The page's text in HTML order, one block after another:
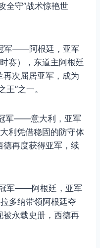
全守”战术惊艳世
军——阿根廷，亚军
赛），东道主阿根廷
次屈居亚军，成为
”之一。
军——意大利，亚军
利凭借稳固的防守体
德再度获得亚军，续
军——阿根廷，亚军
多纳带领阿根廷夺
被永载史册，西德再